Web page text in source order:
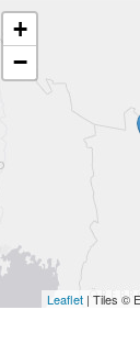
+
−
Leaflet | Tiles ©